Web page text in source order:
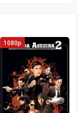
1080p